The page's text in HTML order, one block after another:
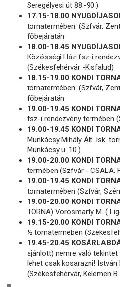
Seregélyesi út 88.-90.)
17.15-18.00
tornatermében: (Szfvár,
főbejáratán
18.00-18.45
Közösségi Ház fsz-i
(Székesfehérvár -Kisfalud)
18.15-19.00 KONDI
tornatermében: (Szfvár,
főbejáratán
19.00-19.45 KONDI
fsz-i rendezvény termében
19.00-19.45 KONDI
Munkácsy Mihály Ált. Isk.
Munkácsy u .10.)
19.00-20.00 KONDI
termében (Szfvár - CSALA,
19.00-19.45 KONDI
tornatermében (Szfvár,
19.00-20.00 KONDI
TORNA) Vörösmarty M. (
19.15-20.00 KONDI
½ tornatermében
19.45-20.45
ajánlott) nemre való
lehet csak kosarazni! István
(Székesfehérvár, Kelemen